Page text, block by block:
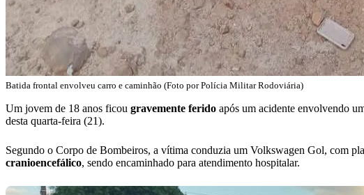
Batida frontal envolveu carro e caminhão (Foto por Polícia Militar Rodoviária)
Um jovem de 18 anos ficou gravemente ferido após um acidente envolvendo
desta quarta-feira (21).
Segundo o Corpo de Bombeiros, a vítima conduzia um Volkswagen Gol, com
cranioencefálico, sendo encaminhado para atendimento hospitalar.